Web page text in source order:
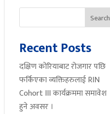
Search
Recent Posts
दक्षिण कोरियाबाट रोजगार पछि
फर्किएका व्यक्तिहरुलाई RIN
Cohort III कार्यक्रममा समावेश
हुने अवसर ।